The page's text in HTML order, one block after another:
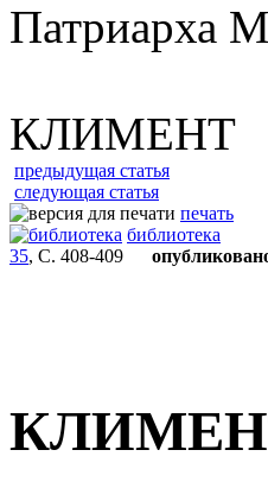
Патриарха
КЛИМЕНТ
предыдущая статья
следующая статья
печать
библиотека
35, С. 408-409